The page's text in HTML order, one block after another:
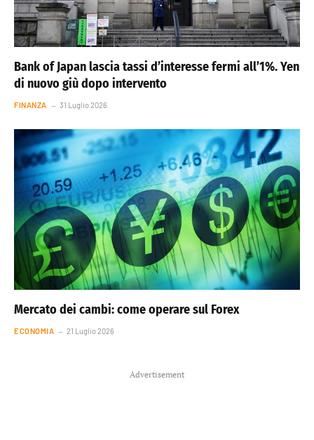
Bank of Japan lascia tassi d’interesse fermi all’1%. Yen
di nuovo giù dopo intervento
FINANZA 31 Luglio 2026
Mercato dei cambi: come operare sul Forex
ECONOMIA 21 Luglio 2026
Advertisement